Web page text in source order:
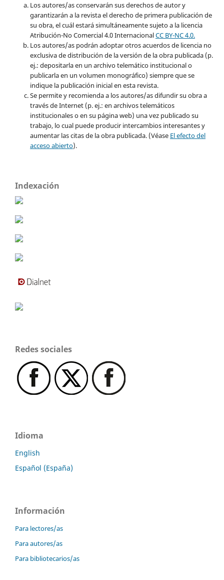
Los autores/as conservarán sus derechos de autor y
garantizarán a la revista el derecho de primera publicación de
su obra, el cuál estará simultáneamente sujeto a la licencia
Atribución-No Comercial 4.0 InternacionalCC BY-NC 4.0.
Los autores/as podrán adoptar otros acuerdos de licencia no
exclusiva de distribución de la versión de la obra publicada (p.
ej.: depositarla en un archivo telemático institucional o
publicarla en un volumen monográfico) siempre que se
indique la publicación inicial en esta revista.
Se permite y recomienda a los autores/as difundir su obra a
través de Internet (p. ej.: en archivos telemáticos
institucionales o en su página web) una vez publicado su
trabajo, lo cual puede producir intercambios interesantes y
aumentar las citas de la obra publicada. (Véase El efecto del
acceso abierto).
Indexación
Redes sociales
Idioma
English
Español (España)
Información
Para lectores/as
Para autores/as
Para bibliotecarios/as